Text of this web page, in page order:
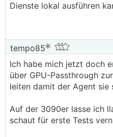
Dienste lokal ausführen
tempo85
Ich habe mich jetzt doch
über GPU-Passthrough
leiten damit der Agent sie
Auf der 3090er lasse ich
schaut für erste Tests